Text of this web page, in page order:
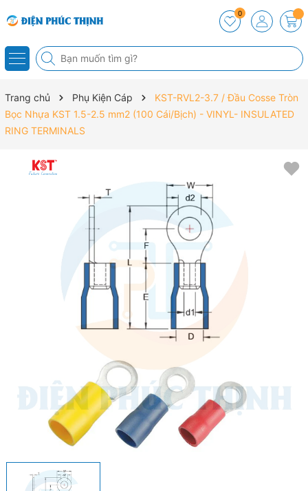
0
Trang chủ Phụ Kiện Cáp
KST-RVL2-3.7 / Đầu Cosse Tròn
Bọc Nhựa KST 1.5-2.5 mm2 (100 Cái/Bịch) - VINYL- INSULATED
RING TERMINALS